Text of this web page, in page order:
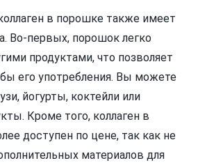
в порошке также имеет
Во-первых, порошок легко
продуктами, что позволяет
его употребления. Вы можете
йогурты, коктейли или
Кроме того, коллаген в
доступен по цене, так как не
материалов для